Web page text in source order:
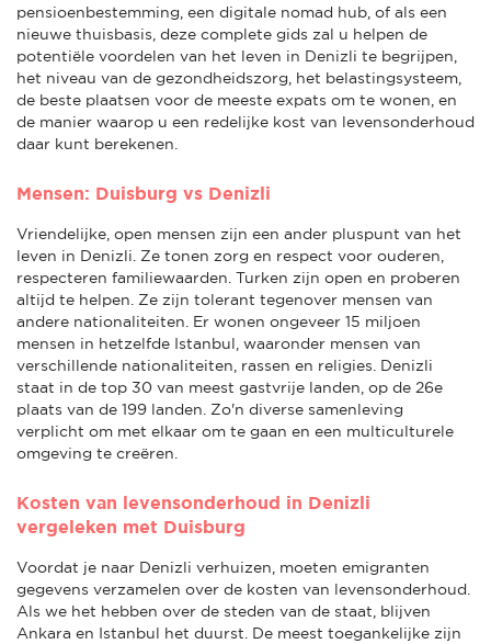
pensioenbestemming, een digitale nomad hub, of als een
nieuwe thuisbasis, deze complete gids zal u helpen de
potentiële voordelen van het leven in Denizli te begrijpen,
het niveau van de gezondheidszorg, het belastingsysteem,
de beste plaatsen voor de meeste expats om te wonen, en
de manier waarop u een redelijke kost van levensonderhoud
daar kunt berekenen.
Mensen: Duisburg vs Denizli
Vriendelijke, open mensen zijn een ander pluspunt van het
leven in Denizli. Ze tonen zorg en respect voor ouderen,
respecteren familiewaarden. Turken zijn open en proberen
altijd te helpen. Ze zijn tolerant tegenover mensen van
andere nationaliteiten. Er wonen ongeveer 15 miljoen
mensen in hetzelfde Istanbul, waaronder mensen van
verschillende nationaliteiten, rassen en religies. Denizli
staat in de top 30 van meest gastvrije landen, op de 26e
plaats van de 199 landen. Zo'n diverse samenleving
verplicht om met elkaar om te gaan en een multiculturele
omgeving te creëren.
Kosten van levensonderhoud in Denizli
vergeleken met Duisburg
Voordat je naar Denizli verhuizen, moeten emigranten
gegevens verzamelen over de kosten van levensonderhoud.
Als we het hebben over de steden van de staat, blijven
Ankara en Istanbul het duurst. De meest toegankelijke zijn